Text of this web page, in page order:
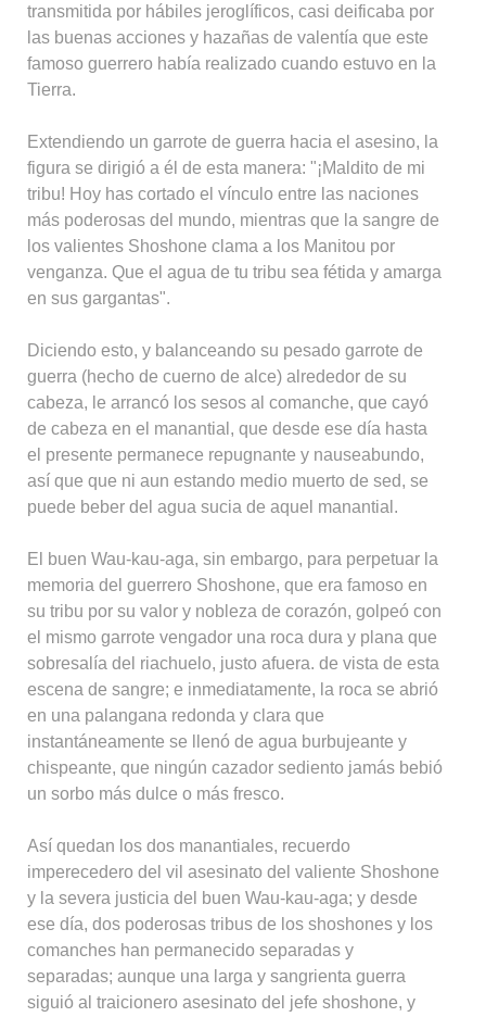
transmitida por hábiles jeroglíficos, casi deificaba por
las buenas acciones y hazañas de valentía que este
famoso guerrero había realizado cuando estuvo en la
Tierra.
Extendiendo un garrote de guerra hacia el asesino, la
figura se dirigió a él de esta manera: "¡Maldito de mi
tribu! Hoy has cortado el vínculo entre las naciones
más poderosas del mundo, mientras que la sangre de
los valientes Shoshone clama a los Manitou por
venganza. Que el agua de tu tribu sea fétida y amarga
en sus gargantas".
Diciendo esto, y balanceando su pesado garrote de
guerra (hecho de cuerno de alce) alrededor de su
cabeza, le arrancó los sesos al comanche, que cayó
de cabeza en el manantial, que desde ese día hasta
el presente permanece repugnante y nauseabundo,
así que que ni aun estando medio muerto de sed, se
puede beber del agua sucia de aquel manantial.
El buen Wau-kau-aga, sin embargo, para perpetuar la
memoria del guerrero Shoshone, que era famoso en
su tribu por su valor y nobleza de corazón, golpeó con
el mismo garrote vengador una roca dura y plana que
sobresalía del riachuelo, justo afuera. de vista de esta
escena de sangre; e inmediatamente, la roca se abrió
en una palangana redonda y clara que
instantáneamente se llenó de agua burbujeante y
chispeante, que ningún cazador sediento jamás bebió
un sorbo más dulce o más fresco.
Así quedan los dos manantiales, recuerdo
imperecedero del vil asesinato del valiente Shoshone
y la severa justicia del buen Wau-kau-aga; y desde
ese día, dos poderosas tribus de los shoshones y los
comanches han permanecido separadas y
separadas; aunque una larga y sangrienta guerra
siguió al traicionero asesinato del jefe shoshone, y